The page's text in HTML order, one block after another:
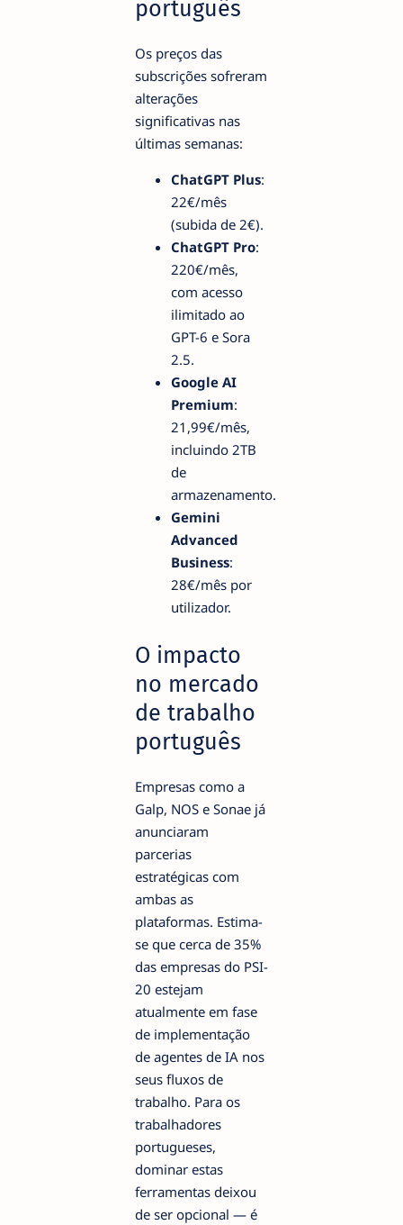
português
Os preços das
subscrições sofreram
alterações
significativas nas
últimas semanas:
ChatGPT Plus:
22€/mês
(subida de 2€).
ChatGPT Pro:
220€/mês,
com acesso
ilimitado ao
GPT-6 e Sora
2.5.
Google AI
Premium:
21,99€/mês,
incluindo 2TB
de
armazenamento.
Gemini
Advanced
Business:
28€/mês por
utilizador.
O impacto
no mercado
de trabalho
português
Empresas como a
Galp, NOS e Sonae já
anunciaram
parcerias
estratégicas com
ambas as
plataformas. Estima-
se que cerca de 35%
das empresas do PSI-
20 estejam
atualmente em fase
de implementação
de agentes de IA nos
seus fluxos de
trabalho. Para os
trabalhadores
portugueses,
dominar estas
ferramentas deixou
de ser opcional — é